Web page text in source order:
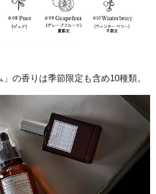
の香りは季節限定も含め10種類。